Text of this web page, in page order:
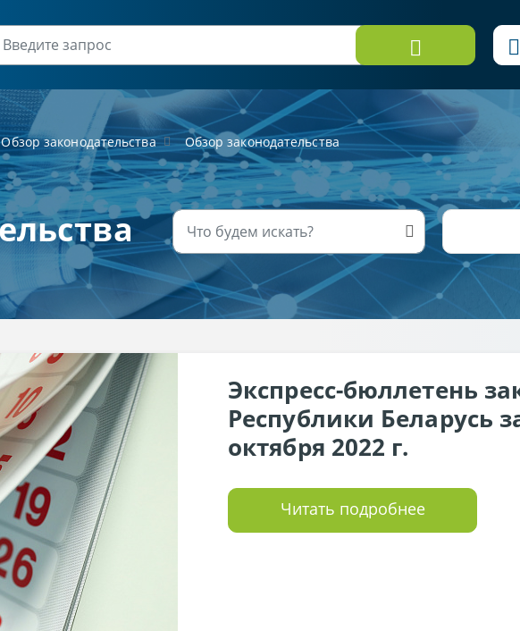
Обзор законодательства Обзор законодательства
Экспресс-бюллетень
Республики Беларусь
октября 2022 г.
Читать подробнее